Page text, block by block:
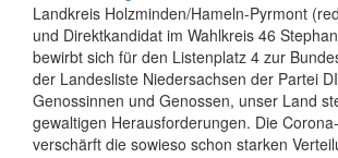
Landkreis Holzminden/Hameln-Pyrmont
und Direktkandidat im Wahlkreis 46
bewirbt sich für den Listenplatz 4 zur
der Landesliste Niedersachsen der Partei
Genossinnen und Genossen, unser Land
gewaltigen Herausforderungen. Die
verschärft die sowieso schon starken